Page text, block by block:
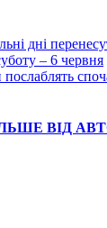
дні
– 6 червня
ВІД